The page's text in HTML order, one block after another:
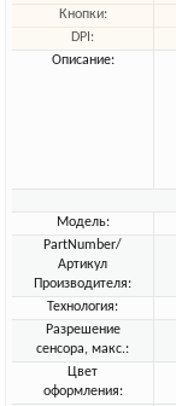
Кнопки:
DPI:
Описание:
Модель:
PartNumber/
Артикул
Производителя:
Технология:
Разрешение
сенсора, макс.:
Цвет
оформления: